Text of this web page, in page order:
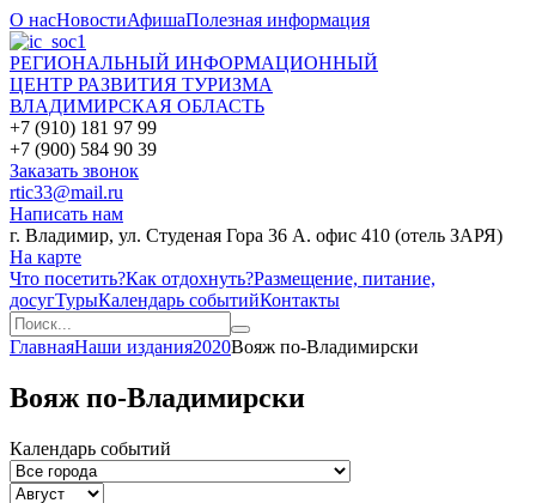
О насНовостиАфишаПолезная информация
РЕГИОНАЛЬНЫЙ ИНФОРМАЦИОННЫЙ
ЦЕНТР РАЗВИТИЯ ТУРИЗМА
ВЛАДИМИРСКАЯ ОБЛАСТЬ
+7 (910) 181 97 99
+7 (900) 584 90 39
Заказать звонок
rtic33@mail.ru
Написать нам
г. Владимир, ул. Студеная Гора 36 А. офис 410 (отель ЗАРЯ)
На карте
Что посетить?Как отдохнуть?Размещение, питание,
досугТурыКалендарь событийКонтакты
ГлавнаяНаши издания2020Вояж по-Владимирски
Вояж по-Владимирски
Календарь событий